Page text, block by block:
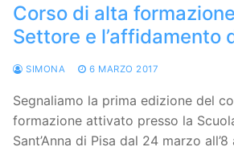
Corso di alta
Settore e l’affidamento
SIMONA 6 MARZO 2017
Segnaliamo la prima edizione del
formazione attivato presso la
Sant’Anna di Pisa dal 24 marzo